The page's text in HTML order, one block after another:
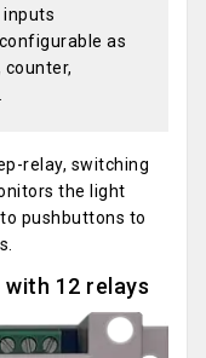
inputs
as
relay, switching
the light
pushbuttons to
with 12 relays